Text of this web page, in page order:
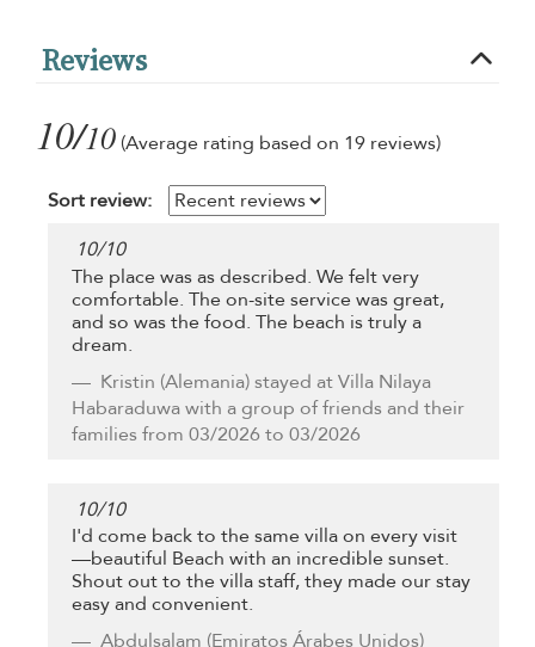
Reviews
10/10 (Average rating based on 19 reviews)
Sort review:
10/10
The place was as described. We felt very
comfortable. The on-site service was great,
and so was the food. The beach is truly a
dream.
Kristin (Alemania) stayed at Villa Nilaya
Habaraduwa with a group of friends and their
families from 03/2026 to 03/2026
10/10
I'd come back to the same villa on every visit
—beautiful Beach with an incredible sunset.
Shout out to the villa staff, they made our stay
easy and convenient.
Abdulsalam (Emiratos Árabes Unidos)